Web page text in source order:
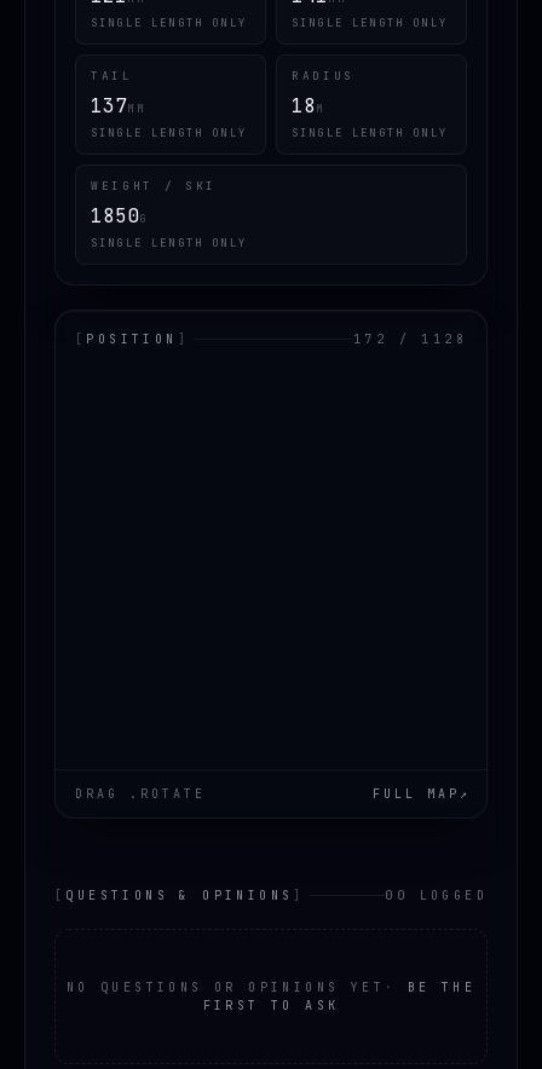
SINGLE LENGTH ONLY SINGLE LENGTH ONLY
TAIL
137MM
SINGLE LENGTH ONLY
RADIUS
18 M
SINGLE LENGTH ONLY
WEIGHT / SKI
1850G
SINGLE LENGTH ONLY
[ POSITION ] 172 / 1128
DRAG .ROTATE FULL MAP ↗
[ QUESTIONS & OPINIONS ] 00 LOGGED
NO QUESTIONS OR OPINIONS YET ·
BE THE
FIRST TO ASK